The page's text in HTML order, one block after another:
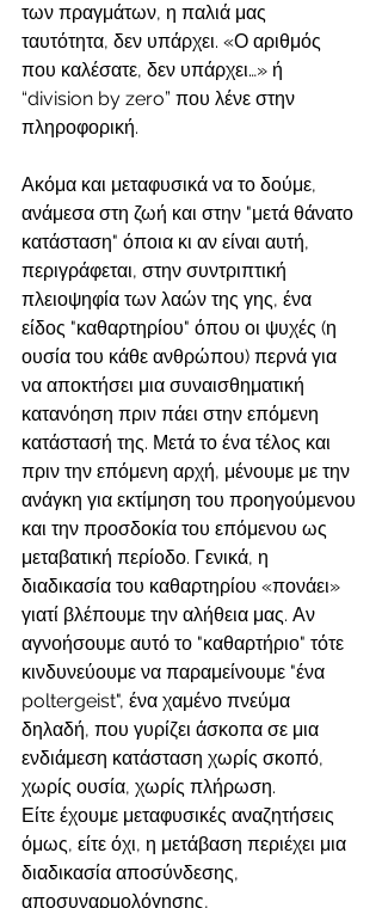
των πραγμάτων, η παλιά μας
ταυτότητα, δεν υπάρχει. «Ο αριθμός
που καλέσατε, δεν υπάρχει…» ή
“division by zero” που λένε στην
πληροφορική.
Ακόμα και μεταφυσικά να το δούμε,
ανάμεσα στη ζωή και στην "μετά θάνατο
κατάσταση" όποια κι αν είναι αυτή,
περιγράφεται, στην συντριπτική
πλειοψηφία των λαών της γης, ένα
είδος "καθαρτηρίου" όπου οι ψυχές (η
ουσία του κάθε ανθρώπου) περνά για
να αποκτήσει μια συναισθηματική
κατανόηση πριν πάει στην επόμενη
κατάστασή της. Μετά το ένα τέλος και
πριν την επόμενη αρχή, μένουμε με την
ανάγκη για εκτίμηση του προηγούμενου
και την προσδοκία του επόμενου ως
μεταβατική περίοδο. Γενικά, η
διαδικασία του καθαρτηρίου «πονάει»
γιατί βλέπουμε την αλήθεια μας. Αν
αγνοήσουμε αυτό το "καθαρτήριο" τότε
κινδυνεύουμε να παραμείνουμε "ένα
poltergeist", ένα χαμένο πνεύμα
δηλαδή, που γυρίζει άσκοπα σε μια
ενδιάμεση κατάσταση χωρίς σκοπό,
χωρίς ουσία, χωρίς πλήρωση.
Είτε έχουμε μεταφυσικές αναζητήσεις
όμως, είτε όχι, η μετάβαση περιέχει μια
διαδικασία αποσύνδεσης,
αποσυναρμολόγησης,